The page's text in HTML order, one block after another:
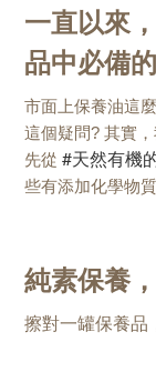
一直以來
品中必備
市面上保養油這
這個疑問? 其實
先從 #天然有機
些有添加化學物
純素保養
擦對一罐保養品